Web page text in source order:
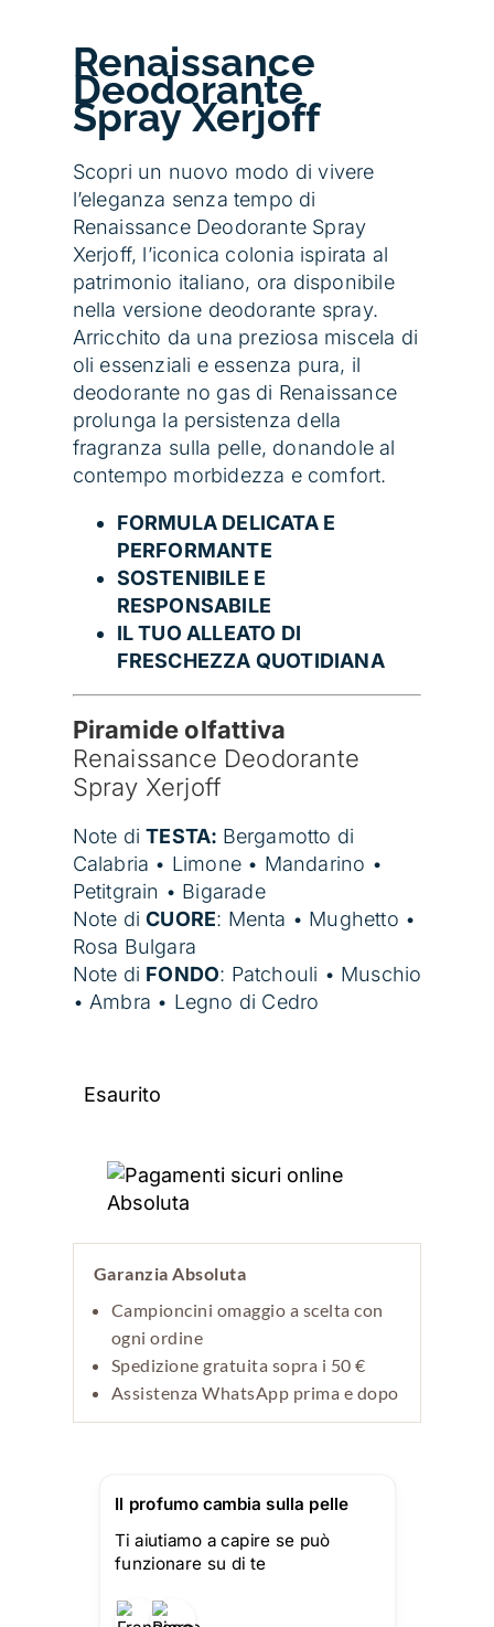
Renaissance
Deodorante
SprayXerjoff
Scopri un nuovo modo di vivere
l’eleganza senza tempo di
Renaissance Deodorante Spray
Xerjoff, l’iconica colonia ispirata al
patrimonio italiano, ora disponibile
nella versione deodorante spray.
Arricchito da una preziosa miscela di
oli essenziali e essenza pura, il
deodorante no gas di Renaissance
prolunga la persistenza della
fragranza sulla pelle, donandole al
contempo morbidezza e comfort.
FORMULA DELICATA E
PERFORMANTE
SOSTENIBILE E
RESPONSABILE
IL TUO ALLEATO DI
FRESCHEZZA QUOTIDIANA
Piramide olfattiva
Renaissance Deodorante
Spray Xerjoff
Note diTESTA: Bergamotto di
Calabria • Limone • Mandarino •
Petitgrain • Bigarade
Note diCUORE: Menta • Mughetto •
Rosa Bulgara
Note di FONDO: Patchouli • Muschio
• Ambra • Legno di Cedro
Esaurito
Garanzia Absoluta
Campioncini omaggio a scelta con
ogni ordine
Spedizione gratuita sopra i 50 €
Assistenza WhatsApp prima e dopo
Il profumo cambia sulla pelle
Ti aiutiamo a capire se può
funzionare su di te